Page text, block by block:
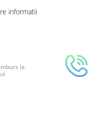
informatii
la